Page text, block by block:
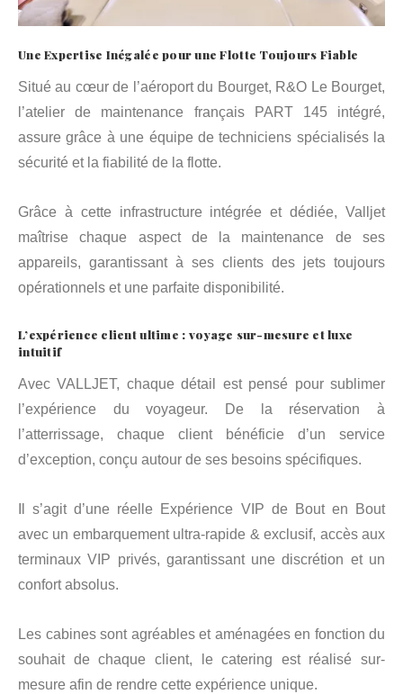
Une Expertise Inégalée pour une Flotte Toujours Fiable
Situé au cœur de l’aéroport du Bourget, R&O Le Bourget,
l’atelier de maintenance français PART 145 intégré,
assure grâce à une équipe de techniciens spécialisés la
sécurité et la fiabilité de la flotte.
Grâce à cette infrastructure intégrée et dédiée, Valljet
maîtrise chaque aspect de la maintenance de ses
appareils, garantissant à ses clients des jets toujours
opérationnels et une parfaite disponibilité.
L’expérience client ultime : voyage sur-mesure et luxe
intuitif
Avec VALLJET, chaque détail est pensé pour sublimer
l’expérience du voyageur. De la réservation à
l’atterrissage, chaque client bénéficie d’un service
d’exception, conçu autour de ses besoins spécifiques.
Il s’agit d’une réelle Expérience VIP de Bout en Bout
avec un embarquement ultra-rapide & exclusif, accès aux
terminaux VIP privés, garantissant une discrétion et un
confort absolus.
Les cabines sont agréables et aménagées en fonction du
souhait de chaque client, le catering est réalisé sur-
mesure afin de rendre cette expérience unique.